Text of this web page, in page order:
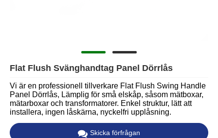
Flat Flush Svänghandtag Panel Dörrlås
Vi är en professionell tillverkare Flat Flush Swing Handle
Panel Dörrlås, Lämplig för små elskåp, såsom mätboxar,
mätarboxar och transformatorer. Enkel struktur, lätt att
installera, ingen låskärna, nyckelfri upplåsning.
Skicka förfrågan